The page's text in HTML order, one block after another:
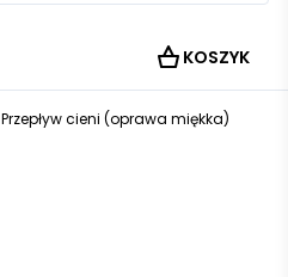
KOSZYK
Przepływ cieni (oprawa miękka)